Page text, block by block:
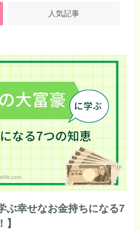
人気記事
ぶ幸せなお金持ちになる7